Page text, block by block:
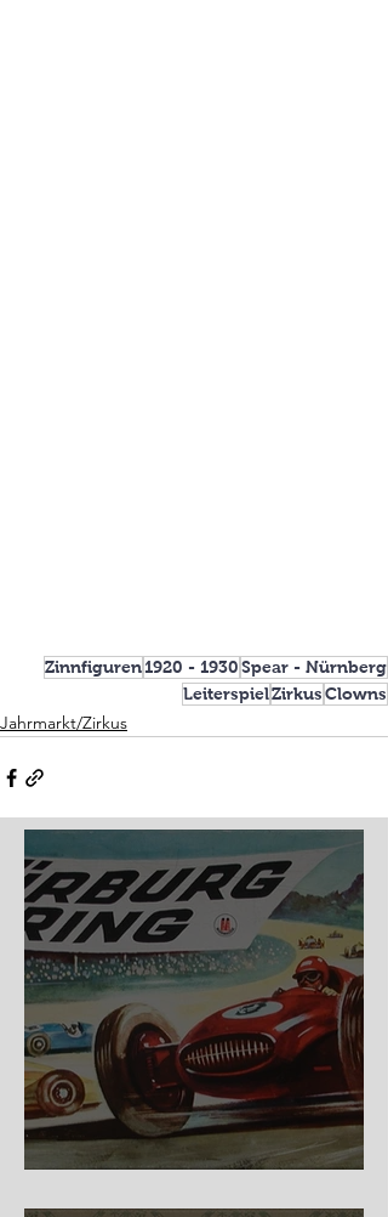
Zinnfiguren1920 - 1930Spear - Nürnberg
LeiterspielZirkusClowns
Jahrmarkt/Zirkus